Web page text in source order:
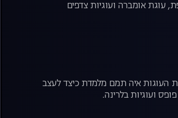
אומברה ועוגיות צדפים
העוגות איה תמם מלמדת כיצד לעצב
ועוגיות בלרינה.